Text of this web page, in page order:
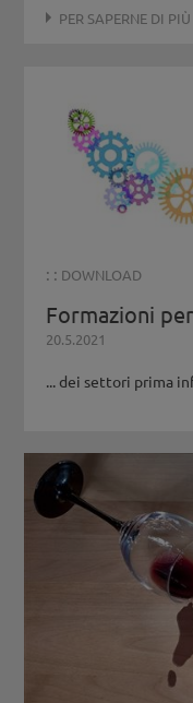
PER SAPERNE DI PIÙ
: : DOWNLOAD
Formazioni
20.5.2021
... dei settori prima